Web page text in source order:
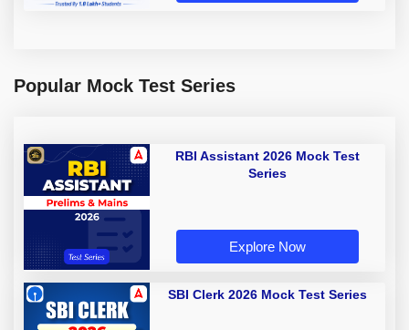
Popular Mock Test Series
RBI Assistant 2026 Mock Test
Series
Explore Now
SBI Clerk 2026 Mock Test Series